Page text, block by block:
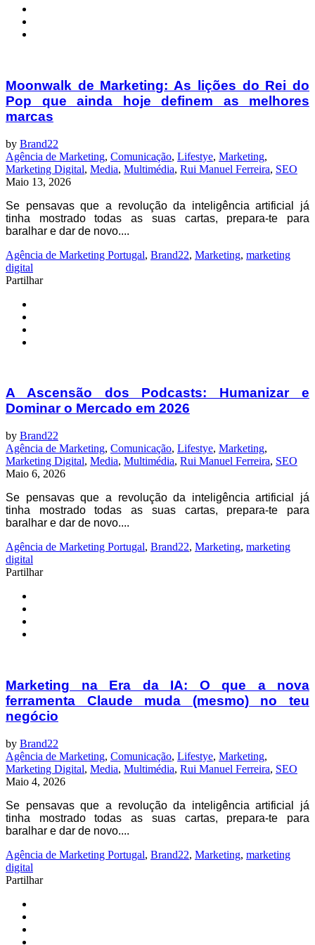
Moonwalk de Marketing: As lições do Rei do
Pop que ainda hoje definem as melhores
marcas
by Brand22
Agência de Marketing, Comunicação, Lifestye, Marketing,
Marketing Digital, Media, Multimédia, Rui Manuel Ferreira, SEO
Maio 13, 2026
Se pensavas que a revolução da inteligência artificial já
tinha mostrado todas as suas cartas, prepara-te para
baralhar e dar de novo....
Agência de Marketing Portugal, Brand22, Marketing, marketing
digital
Partilhar
A Ascensão dos Podcasts: Humanizar e
Dominar o Mercado em 2026
by Brand22
Agência de Marketing, Comunicação, Lifestye, Marketing,
Marketing Digital, Media, Multimédia, Rui Manuel Ferreira, SEO
Maio 6, 2026
Se pensavas que a revolução da inteligência artificial já
tinha mostrado todas as suas cartas, prepara-te para
baralhar e dar de novo....
Agência de Marketing Portugal, Brand22, Marketing, marketing
digital
Partilhar
Marketing na Era da IA: O que a nova
ferramenta Claude muda (mesmo) no teu
negócio
by Brand22
Agência de Marketing, Comunicação, Lifestye, Marketing,
Marketing Digital, Media, Multimédia, Rui Manuel Ferreira, SEO
Maio 4, 2026
Se pensavas que a revolução da inteligência artificial já
tinha mostrado todas as suas cartas, prepara-te para
baralhar e dar de novo....
Agência de Marketing Portugal, Brand22, Marketing, marketing
digital
Partilhar